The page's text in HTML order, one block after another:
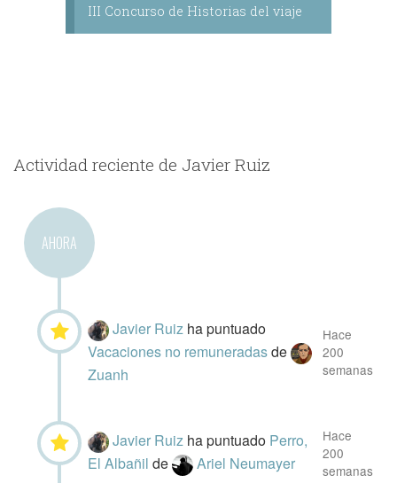
III Concurso de Historias del viaje
Actividad reciente de Javier Ruiz
AHORA
Javier Ruiz ha puntuado
Vacaciones no remuneradasde
Zuanh
Hace
200
semanas
Javier Ruiz ha puntuado Perro,
El Albañilde Ariel Neumayer
Hace
200
semanas